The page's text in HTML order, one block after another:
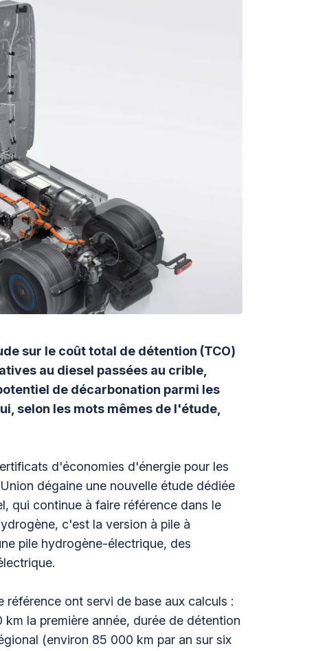
sur le coût total de détention (TCO)
au diesel passées au crible,
de décarbonation parmi les
selon les mots mêmes de l'étude,
d'économies d'énergie pour les
dégaine une nouvelle étude dédiée
qui continue à faire référence dans le
c'est la version à pile à
pile hydrogène-électrique, des
ont servi de base aux calculs :
la première année, durée de détention
(environ 85 000 km par an sur six